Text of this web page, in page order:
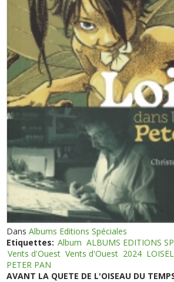
DansAlbums Editions Spéciales
Etiquettes: Album ALBUMS EDITIONS
Vents d'Ouest Vents d'Ouest 2024
PETER PAN
AVANT LA QUETE DE L'OISEAU DU